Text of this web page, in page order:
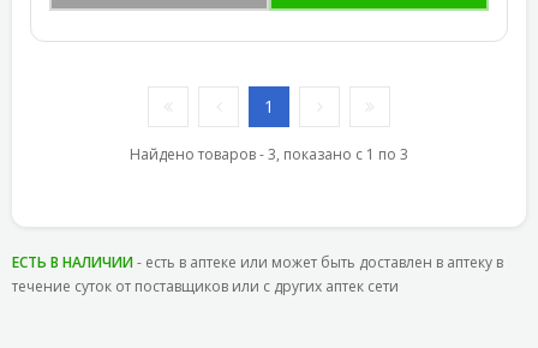
1
Найдено товаров - 3, показано с 1 по 3
ЕСТЬ В НАЛИЧИИ- есть в аптеке или может быть доставлен в аптеку в
течение суток от поставщиков или с других аптек сети